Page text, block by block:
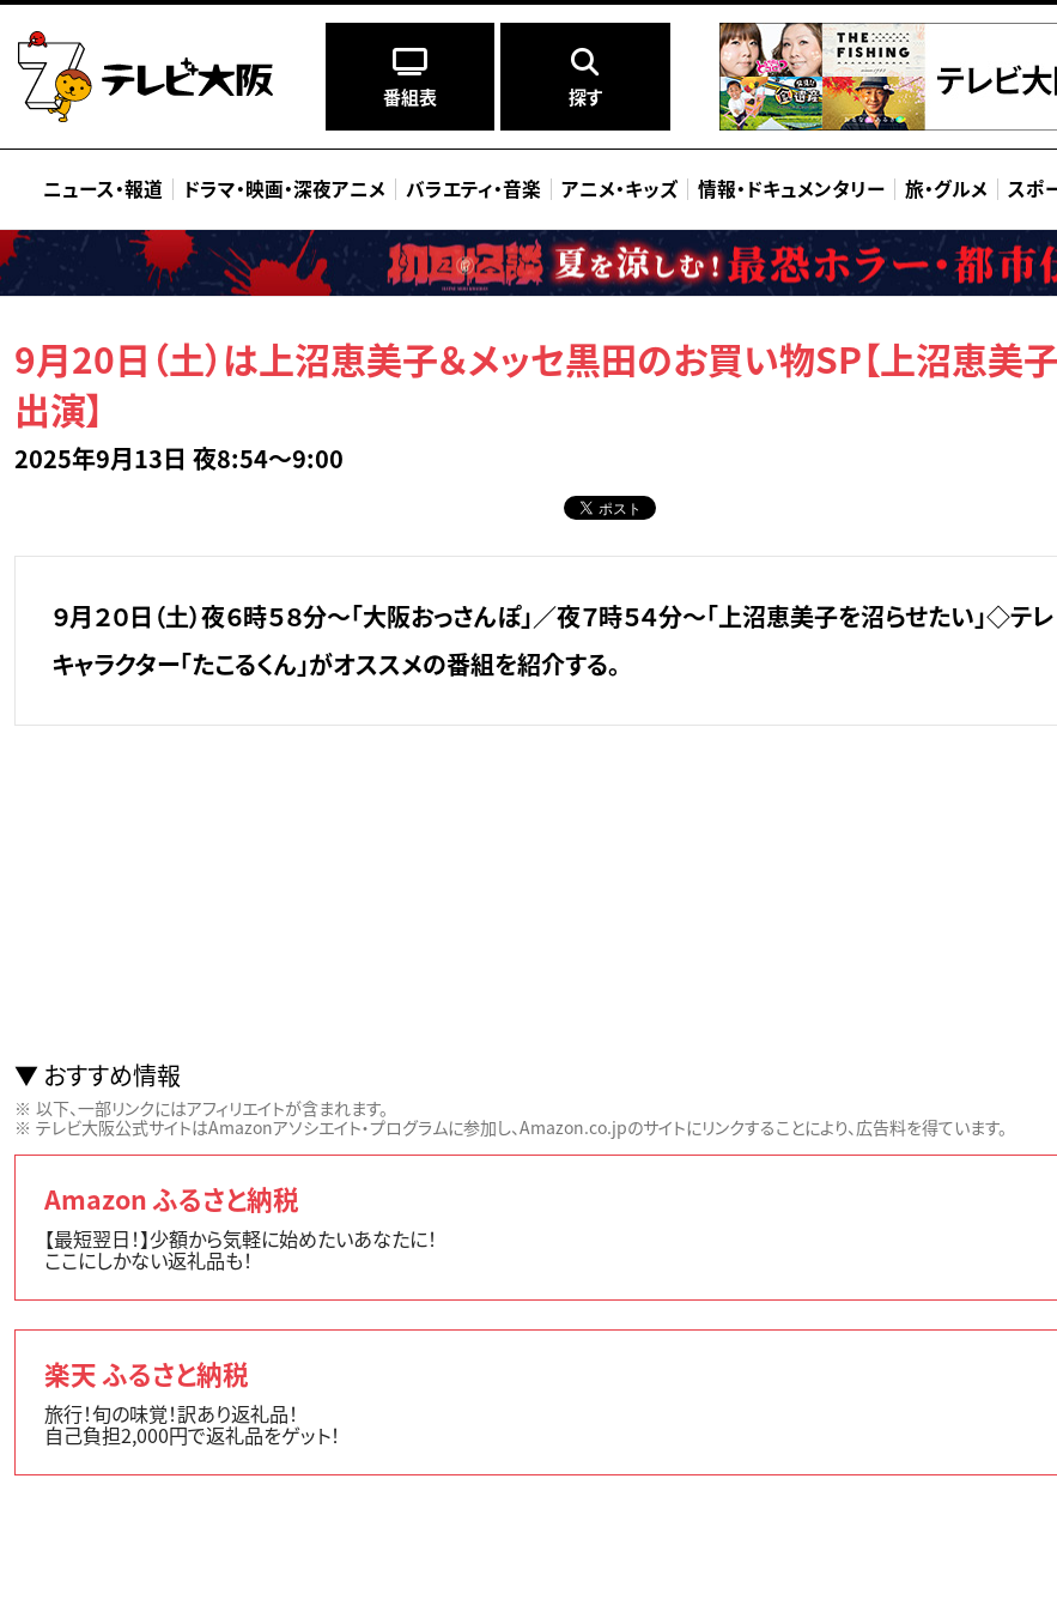
番組表 探す
ニュース・報道 ドラマ・映画・深夜アニメ バラエティ・音楽 アニメ・キッズ 情報・ ドキュメンタリー 旅・グルメ スポ
9月20日（土）は上沼恵美子＆メッセ黒田のお買い物SP【上沼恵美
出演】
2025年9月13日 夜8:54～9:00
９月２０日（土）夜６時５８分～「大阪おっさんぽ」／夜７時５４分～「上沼恵美子を沼らせたい」◇テ
キャラクター「たこるくん」がオススメの番組を紹介する。
おすすめ情報
以下、一部リンクにはアフィリエイトが含まれます。
テレビ大阪公式サイトはAmazonアソシエイト・プログラムに参加し、Amazon.co.jpのサイトにリンクすることにより、広告料を得ています。
Amazon ふるさと納税
【最短翌日！】少額から気軽に始めたいあなたに！
ここにしかない返礼品も！
楽天 ふるさと納税
旅行！旬の味覚！訳あり返礼品！
自己負担2,000円で返礼品をゲット！